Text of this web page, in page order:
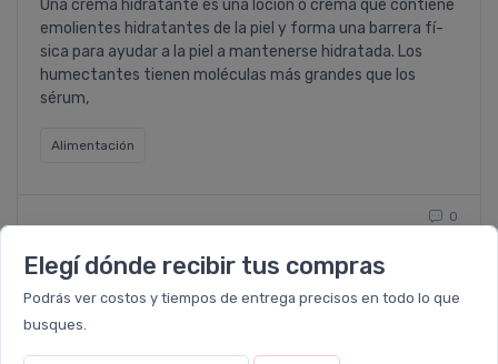
Elegí dónde recibir tus compras
Podrás ver costos y tiempos de entrega precisos en todo lo que
busques.
Una crema hidratante es una loción o crema que contiene
emolientes hidratantes de la piel y forma una barrera fí­
sica para ayudar a la piel a mantenerse hidratada. Los
humectantes tienen moléculas más grandes que los
sérum,
Alimentación
0